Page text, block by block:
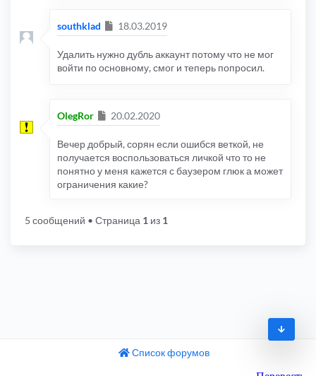
southklad Сообщение
18.03.2019
Удалить нужно дубль аккаунт потому что не мог
войти по основному, смог и теперь попросил.
OlegRor Сообщение
20.02.2020
Вечер добрый, сорян если ошибся веткой, не
получается воспользоваться личкой что то не
понятно у меня кажется с баузером глюк а может
ограничения какие?
5 сообщений • Страница 1 из 1
Список форумов